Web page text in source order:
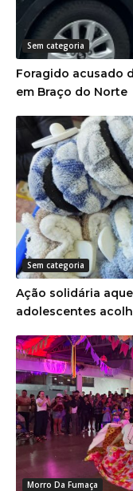
Sem categoria
Foragido acusado
em Braço do Norte
Sem categoria
Ação solidária
adolescentes
Morro Da Fumaça